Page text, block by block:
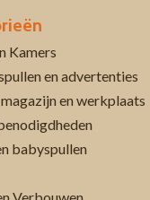
Kamers
en advertenties
en werkplaats
babyspullen
Verbouwen